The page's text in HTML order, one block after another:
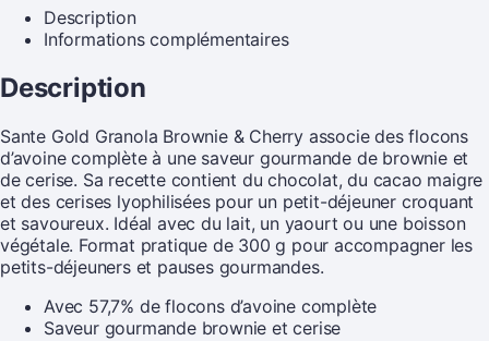
Description
Informations complémentaires
Description
Sante Gold Granola Brownie & Cherry associe des flocons
d’avoine complète à une saveur gourmande de brownie et
de cerise. Sa recette contient du chocolat, du cacao maigre
et des cerises lyophilisées pour un petit-déjeuner croquant
et savoureux. Idéal avec du lait, un yaourt ou une boisson
végétale. Format pratique de 300 g pour accompagner les
petits-déjeuners et pauses gourmandes.
Avec 57,7% de flocons d’avoine complète
Saveur gourmande brownie et cerise